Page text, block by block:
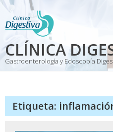
Skip
content
CLÍNICA
Gastroenterología y Edoscopía
Etiqueta: